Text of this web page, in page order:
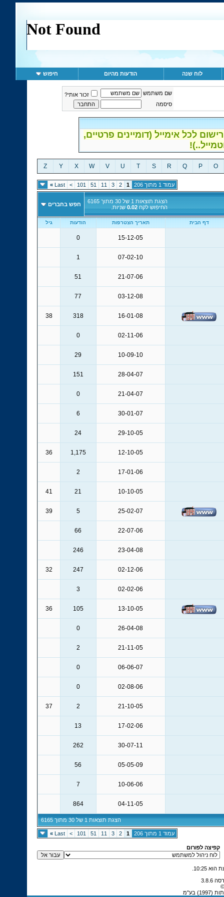
לוח שנה הודעות מהיום חיפוש
שם משתמש
זכור אותי?
סיסמה
לכל אימייל (דומיינים פרטיים,
O
P
Q
R
S
T
U
V
W
X
Y
Z
עמוד 1 מתוך 206 1
2
3
11
51
101
>
Last
»
הצגת תוצאות 1 של 30 מתוך 6165
החיפוש לקח0.02 שניות. חפש בחברים
דף הבית תאריך הצטרפות הודעות גיל
15-12-05
0
07-02-10
1
21-07-06
51
03-12-08
77
16-01-08
318
38
02-11-06
0
10-09-10
29
28-04-07
151
21-04-07
0
30-01-07
6
29-10-05
24
12-10-05
1,175
36
17-01-06
2
10-10-05
21
41
25-02-07
5
39
22-07-06
66
23-04-08
246
02-12-06
247
32
02-02-06
3
13-10-05
105
36
26-04-08
0
21-11-05
2
06-06-07
0
02-08-06
0
21-10-05
2
37
17-02-06
13
30-07-11
262
05-05-09
56
10-06-06
7
04-11-05
864
הצגת תוצאות 1 של 30 מתוך 6165
עמוד 1 מתוך 206 1
2
3
11
51
101
>
Last
»
קפיצה לפורום
10:25
בע"מ